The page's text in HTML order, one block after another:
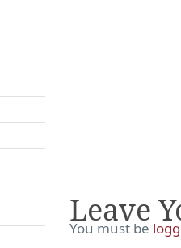
Leave
You must be